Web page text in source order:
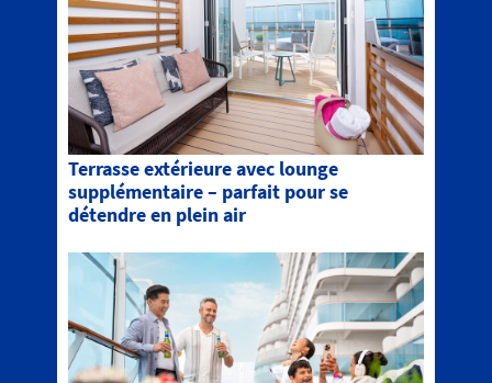
Terrasse extérieure avec lounge
supplémentaire – parfait pour se
détendre en plein air